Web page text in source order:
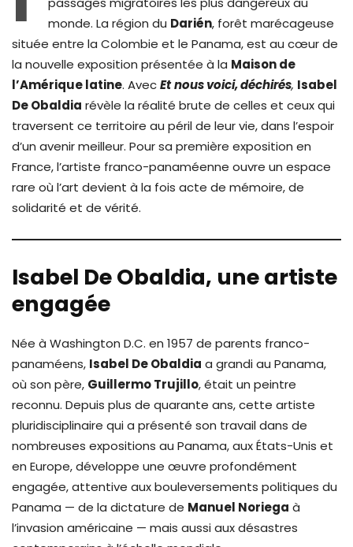
monde. La région du Darién, forêt marécageuse
située entre la Colombie et le Panama, est au cœur de
la nouvelle exposition présentée à la Maison de
l’Amérique latine. AvecEtnous voici, déchirés, Isabel
De Obaldia révèle la réalité brute de celles et ceux qui
traversent ce territoire au péril de leur vie, dans l’espoir
d’un avenir meilleur. Pour sa première exposition en
France, l’artiste franco-panaméenne ouvre un espace
rare où l’art devient à la fois acte de mémoire, de
solidarité et de vérité.
Isabel De Obaldia, une artiste
engagée
Née à Washington D.C. en 1957 de parents franco-
panaméens, Isabel De Obaldia a grandi au Panama,
où son père, Guillermo Trujillo, était un peintre
reconnu. Depuis plus de quarante ans, cette artiste
pluridisciplinaire qui a présenté son travail dans de
nombreuses expositions au Panama, aux États-Unis et
en Europe, développe une œuvre profondément
engagée, attentive aux bouleversements politiques du
Panama — de la dictature de Manuel Noriega à
l’invasion américaine — mais aussi aux désastres